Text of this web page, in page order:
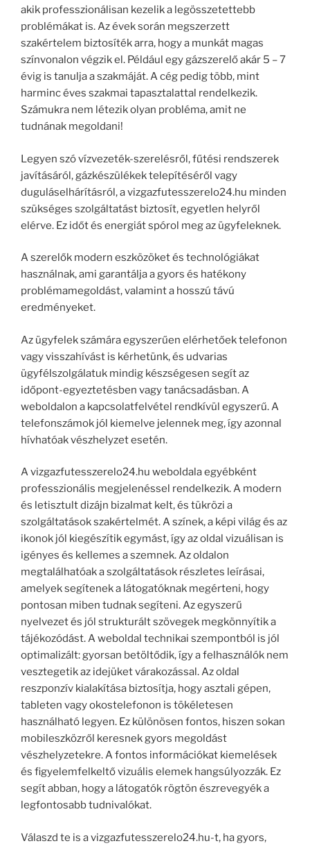
akik professzionálisan kezelik a legösszetettebb
problémákat is. Az évek során megszerzett
szakértelem biztosíték arra, hogy a munkát magas
színvonalon végzik el. Például egy gázszerelő akár 5 – 7
évig is tanulja a szakmáját. A cég pedig több, mint
harminc éves szakmai tapasztalattal rendelkezik.
Számukra nem létezik olyan probléma, amit ne
tudnának megoldani!
Legyen szó vízvezeték-szerelésről, fűtési rendszerek
javításáról, gázkészülékek telepítéséről vagy
duguláselhárításról, a vizgazfutesszerelo24.hu minden
szükséges szolgáltatást biztosít, egyetlen helyről
elérve. Ez időt és energiát spórol meg az ügyfeleknek.
A szerelők modern eszközöket és technológiákat
használnak, ami garantálja a gyors és hatékony
problémamegoldást, valamint a hosszú távú
eredményeket.
Az ügyfelek számára egyszerűen elérhetőek telefonon
vagy visszahívást is kérhetünk, és udvarias
ügyfélszolgálatuk mindig készségesen segít az
időpont-egyeztetésben vagy tanácsadásban. A
weboldalon a kapcsolatfelvétel rendkívül egyszerű. A
telefonszámok jól kiemelve jelennek meg, így azonnal
hívhatóak vészhelyzet esetén.
A vizgazfutesszerelo24.hu weboldala egyébként
professzionális megjelenéssel rendelkezik. A modern
és letisztult dizájn bizalmat kelt, és tükrözi a
szolgáltatások szakértelmét. A színek, a képi világ és az
ikonok jól kiegészítik egymást, így az oldal vizuálisan is
igényes és kellemes a szemnek. Az oldalon
megtalálhatóak a szolgáltatások részletes leírásai,
amelyek segítenek a látogatóknak megérteni, hogy
pontosan miben tudnak segíteni. Az egyszerű
nyelvezet és jól strukturált szövegek megkönnyítik a
tájékozódást. A weboldal technikai szempontból is jól
optimalizált: gyorsan betöltődik, így a felhasználók nem
vesztegetik az idejüket várakozással. Az oldal
reszponzív kialakítása biztosítja, hogy asztali gépen,
tableten vagy okostelefonon is tökéletesen
használható legyen. Ez különösen fontos, hiszen sokan
mobileszközről keresnek gyors megoldást
vészhelyzetekre. A fontos információkat kiemelések
és figyelemfelkeltő vizuális elemek hangsúlyozzák. Ez
segít abban, hogy a látogatók rögtön észrevegyék a
legfontosabb tudnivalókat.
Válaszd te is a vizgazfutesszerelo24.hu-t, ha gyors,